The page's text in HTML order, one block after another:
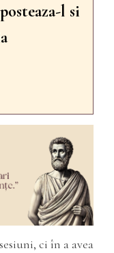
l si
ci în a avea